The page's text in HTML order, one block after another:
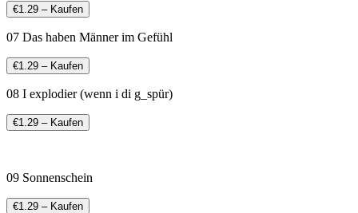
€1.29 – Kaufen
07 Das haben Männer im Gefühl
€1.29 – Kaufen
08 I explodier (wenn i di g_spür)
€1.29 – Kaufen
09 Sonnenschein
€1.29 – Kaufen